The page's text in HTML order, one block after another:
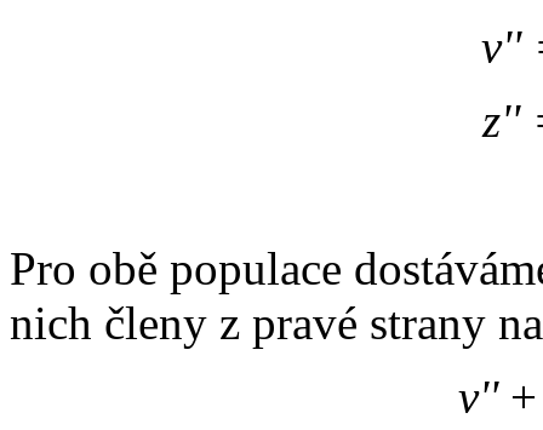
v''
z''
Pro obě populace
nich členy z pravé strany
v'' +